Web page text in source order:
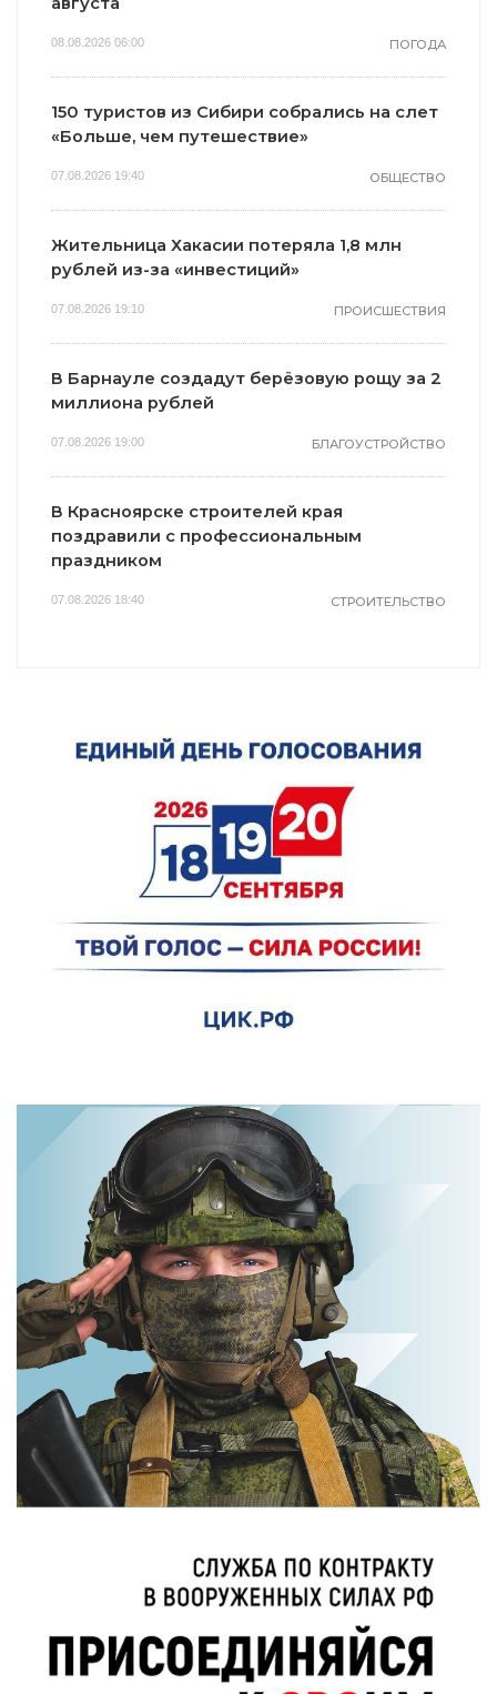
08.08.2026 06:00 ПОГОДА
150 туристов из Сибири собрались на слет
«Больше, чем путешествие»
07.08.2026 19:40 ОБЩЕСТВО
Жительница Хакасии потеряла 1,8 млн
рублей из-за «инвестиций»
07.08.2026 19:10 ПРОИСШЕСТВИЯ
В Барнауле создадут берёзовую рощу за 2
миллиона рублей
07.08.2026 19:00 БЛАГОУСТРОЙСТВО
В Красноярске строителей края
поздравили с профессиональным
праздником
07.08.2026 18:40 СТРОИТЕЛЬСТВО